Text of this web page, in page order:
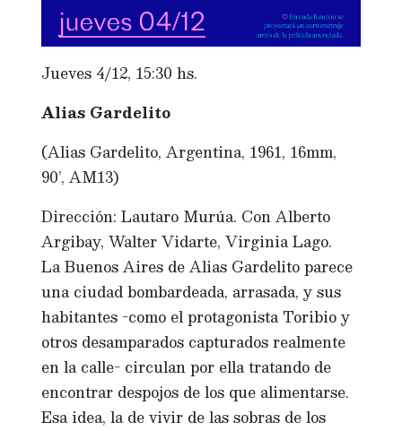
Jueves 4/12, 15:30 hs.
Alias Gardelito
(Alias Gardelito, Argentina, 1961, 16mm,
90’, AM13)
Dirección: Lautaro Murúa. Con Alberto
Argibay, Walter Vidarte, Virginia Lago.
La Buenos Aires de Alias Gardelito parece
una ciudad bombardeada, arrasada, y sus
habitantes -como el protagonista Toribio y
otros desamparados capturados realmente
en la calle- circulan por ella tratando de
encontrar despojos de los que alimentarse.
Esa idea, la de vivir de las sobras de los